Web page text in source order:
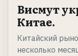
Висмут
Китае.
Китайский
несколько